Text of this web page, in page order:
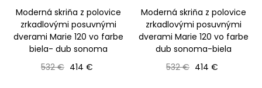
Moderná skriňa z polovice
zrkadlovými posuvnými
dverami Marie 120 vo farbe
biela- dub sonoma
Bežná cena
532 € Cena
414 €
Moderná skriňa z polovice
zrkadlovými posuvnými
dverami Marie 120 vo farbe
dub sonoma-biela
Bežná cena
532 € Cena
414 €